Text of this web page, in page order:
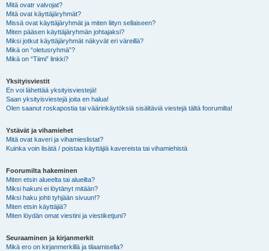
Mitä ovatr valvojat?
Mitä ovat käyttäjäryhmät?
Missä ovat käyttäjäryhmät ja miten liityn sellaiseen?
Miten pääsen käyttäjäryhmän johtajaksi?
Miksi jotkut käyttäjäryhmät näkyvät eri väreillä?
Mikä on “oletusryhmä”?
Mikä on “Tiimi” linkki?
Yksityisviestit
En voi lähettää yksityisviestejä!
Saan yksityisviestejä joita en halua!
Olen saanut roskapostia tai väärinkäytöksiä sisältäviä viestejä tältä foorumilta!
Ystävät ja vihamiehet
Mitä ovat kaveri ja vihamieslistat?
Kuinka voin lisätä / poistaa käyttäjiä kavereista tai vihamiehistä
Foorumilta hakeminen
Miten etsin alueelta tai alueilta?
Miksi hakuni ei löytänyt mitään?
Miksi haku johti tyhjään sivuun!?
Miten etsin käyttäjiä?
Miten löydän omat viestini ja viestiketjuni?
Seuraaminen ja kirjanmerkit
Mikä ero on kirjanmerkillä ja tilaamisella?